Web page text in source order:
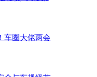
车圈大佬两会